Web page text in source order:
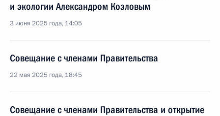
и экологии Александром Козловым
3 июня 2025 года, 14:05
Совещание с членами Правительства
22 мая 2025 года, 18:45
Совещание с членами Правительства и открытие